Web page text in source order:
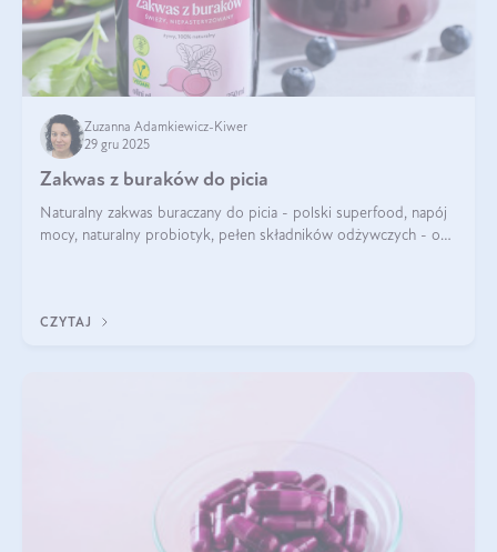
Zuzanna Adamkiewicz-Kiwer
29 gru 2025
Zakwas z buraków do picia
Naturalny zakwas buraczany do picia - polski superfood, napój
mocy, naturalny probiotyk, pełen składników odżywczych - o
CZYTAJ